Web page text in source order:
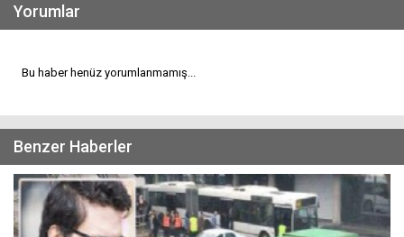
Yorumlar
Bu haber henüz yorumlanmamış...
Benzer Haberler